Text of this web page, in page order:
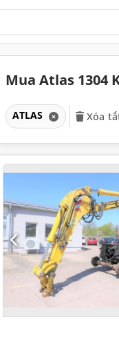
Mua Atlas 1304
ATLAS Xóa